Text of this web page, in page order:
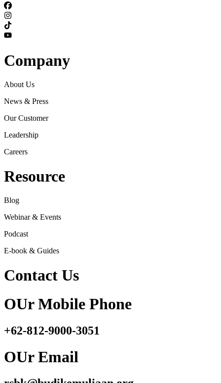
Company
About Us
News & Press
Our Customer
Leadership
Careers
Resource
Blog
Webinar & Events
Podcast
E-book & Guides
Contact Us
OUr Mobile Phone
+62-812-9000-3051
OUr Email